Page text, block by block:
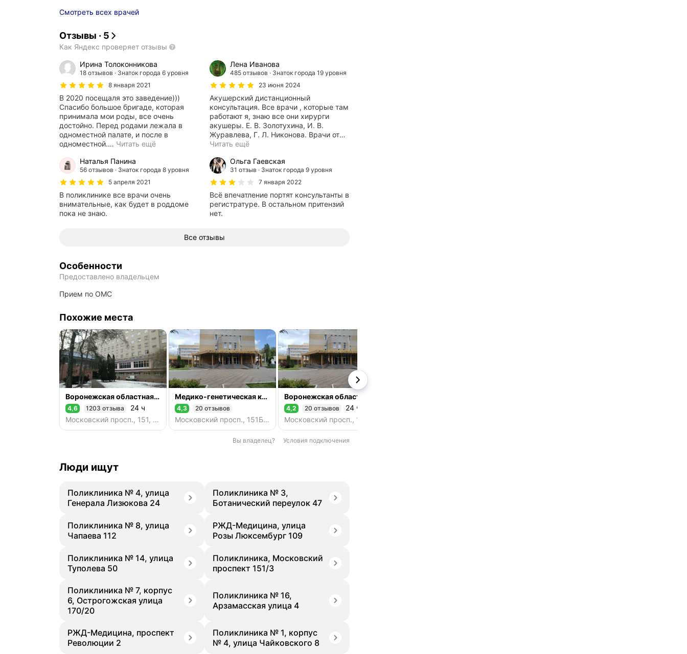
Смотреть всех врачей
Отзывы · 5
Как Яндекс проверяет отзывы
Ирина Толоконникова
18 отзывов
Знаток города 6 уровня
8 января 2021
В 2020 посещаля это заведение)))
Спасибо большое бригаде, которая
принимала мои роды, все очень
достойно. Перед родами лежала в
одноместной палате, и после в
одноместной.… Читать ещё
Лена Иванова
485 отзывов
Знаток города 19 уровня
23 июня 2024
Акушерский дистанционный
консультация. Все врачи , которые там
работают я, знаю все они хирурги
акушеры. Е. В. Золотухина, И. В.
Журавлева, Г. Л. Никонова. Врачи от…
Читать ещё
Наталья Панина
56 отзывов
Знаток города 8 уровня
5 апреля 2021
В поликлинике все врачи очень
внимательные, как будет в роддоме
пока не знаю.
Ольга Гаевская
31 отзыв
Знаток города 9 уровня
7 января 2022
Всё впечатление портят консультанты в
регистратуре. В остальном притензий
нет.
Все отзывы
Особенности
Предоставлено владельцем
прием по ОМС
Похожие места
Воронежская областная клиническая больница № 1
Рейтинг 4,6 из 5
4,6 1203 отзыва
24 ч
Московский просп., 151, корп. 1, Воронеж
Медико-генетическая консультация
Рейтинг 4,3 из 5
4,3 20 отзывов
Московский просп., 151Б, Воронеж
Рейтинг 4,2 из 5
4,2 20 отзывов
24 ч
Вы владелец? Условия подключения
Люди ищут
Поликлиника № 4, улица
Генерала Лизюкова 24
Поликлиника № 3,
Ботанический переулок 47
Поликлиника № 8, улица
Чапаева 112
РЖД-Медицина, улица
Розы Люксембург 109
Поликлиника № 14, улица
Туполева 50
Поликлиника, Московский
проспект 151/3
Поликлиника № 7, корпус
6, Острогожская улица
170/20
Поликлиника № 16,
Арзамасская улица 4
РЖД-Медицина, проспект
Революции 2
Поликлиника № 1, корпус
№ 4, улица Чайковского 8